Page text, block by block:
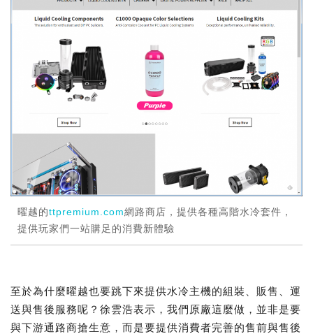
曜越的ttpremium.com網路商店，提供各種高階水冷套件，
提供玩家們一站購足的消費新體驗
至於為什麼曜越也要跳下來提供水冷主機的組裝、販售、運
送與售後服務呢？徐雲浩表示，我們原廠這麼做，並非是要
與下游通路商搶生意，而是要提供消費者完善的售前與售後